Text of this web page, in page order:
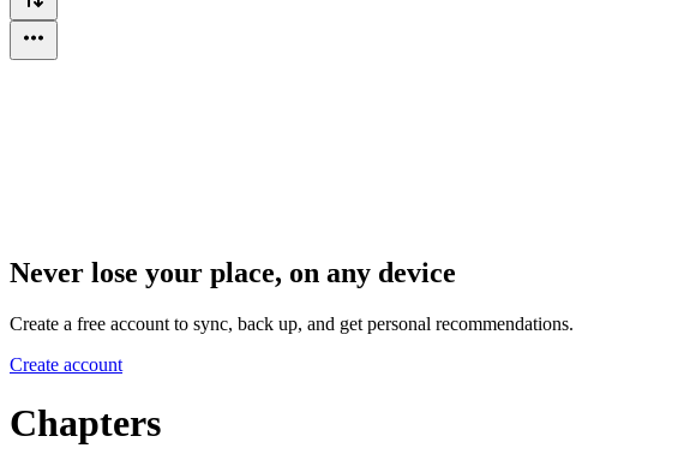
Never lose your place, on any device
Create a free account to sync, back up, and get personal recommendations.
Create account
Chapters